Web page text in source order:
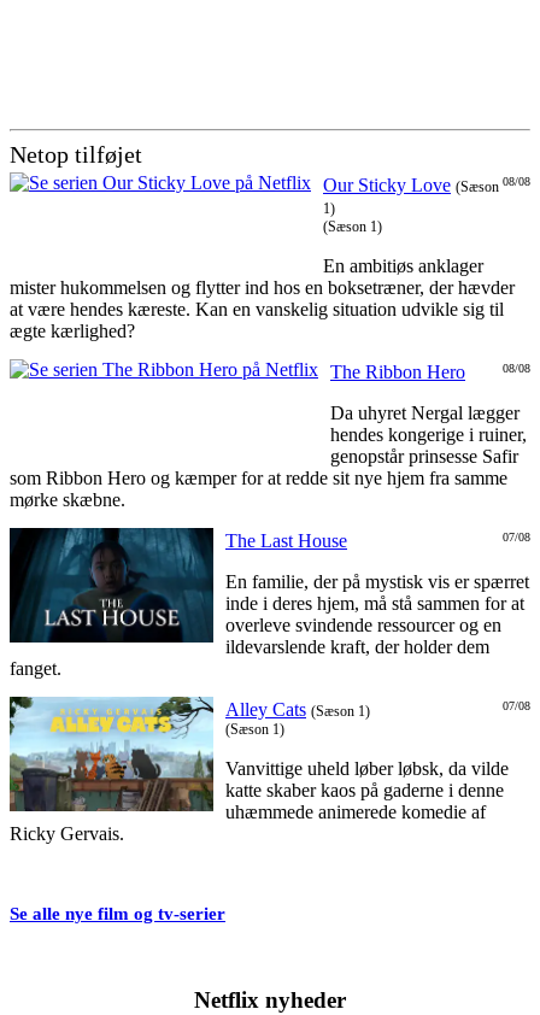
Netop tilføjet
08/08
Our Sticky Love (Sæson
1)
(Sæson 1)
En ambitiøs anklager
mister hukommelsen og flytter ind hos en boksetræner, der hævder
at være hendes kæreste. Kan en vanskelig situation udvikle sig til
ægte kærlighed?
08/08
The Ribbon Hero
Da uhyret Nergal lægger
hendes kongerige i ruiner,
genopstår prinsesse Safir
som Ribbon Hero og kæmper for at redde sit nye hjem fra samme
mørke skæbne.
07/08
The Last House
En familie, der på mystisk vis er spærret
inde i deres hjem, må stå sammen for at
overleve svindende ressourcer og en
ildevarslende kraft, der holder dem
fanget.
07/08
Alley Cats (Sæson 1)
(Sæson 1)
Vanvittige uheld løber løbsk, da vilde
katte skaber kaos på gaderne i denne
uhæmmede animerede komedie af
Ricky Gervais.
Se alle nye film og tv-serier
Netflix nyheder